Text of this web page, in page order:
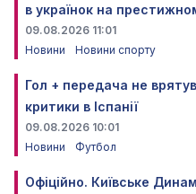
в українок на
09.08.2026 11:01
Новини
Новини спорту
Гол + передача не
критики в Іспанії
09.08.2026 10:01
Новини
Футбол
Офіційно. Київське